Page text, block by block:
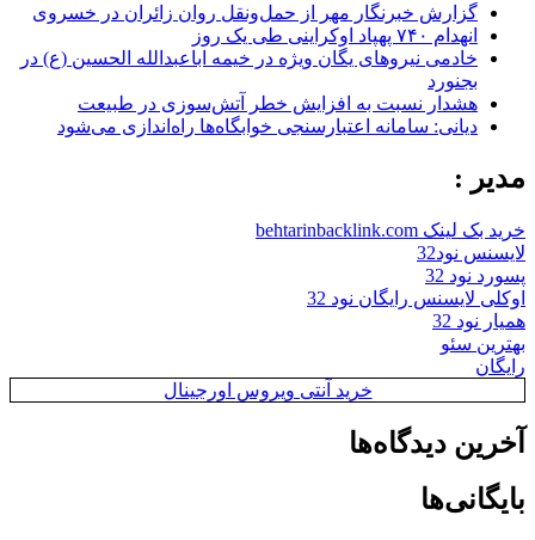
گزارش خبرنگار مهر از حمل‌ونقل روان زائران در خسروی
انهدام ۷۴۰ پهپاد اوکراینی طی یک روز
خادمی نیروهای یگان ویژه در خیمه اباعبدالله الحسین (ع) در
بجنورد
هشدار نسبت به افزایش خطر آتش‌سوزی در طبیعت
دیانی: سامانه اعتبارسنجی خوابگاه‌ها راه‌اندازی می‌شود
مدیر :
خرید بک لینک behtarinbacklink.com
لایسنس نود32
پسورد نود 32
اوکلی لایسنس رایگان نود 32
همیار نود 32
بهترین سئو
رایگان
خرید آنتی ویروس اورجینال
آخرین دیدگاه‌ها
بایگانی‌ها